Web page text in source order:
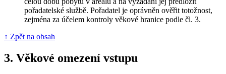
pořadatelské službě. Pořadatel je oprávněn ověřit totožnost,
zejména za účelem kontroly věkové hranice podle čl. 3.
↑ Zpět na obsah
3. Věkové omezení vstupu